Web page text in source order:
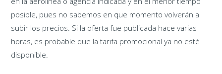
posible, pues no sabemos en que momento volverán a
subir los precios. Si la oferta fue publicada hace varias
horas, es probable que la tarifa promocional ya no esté
disponible.